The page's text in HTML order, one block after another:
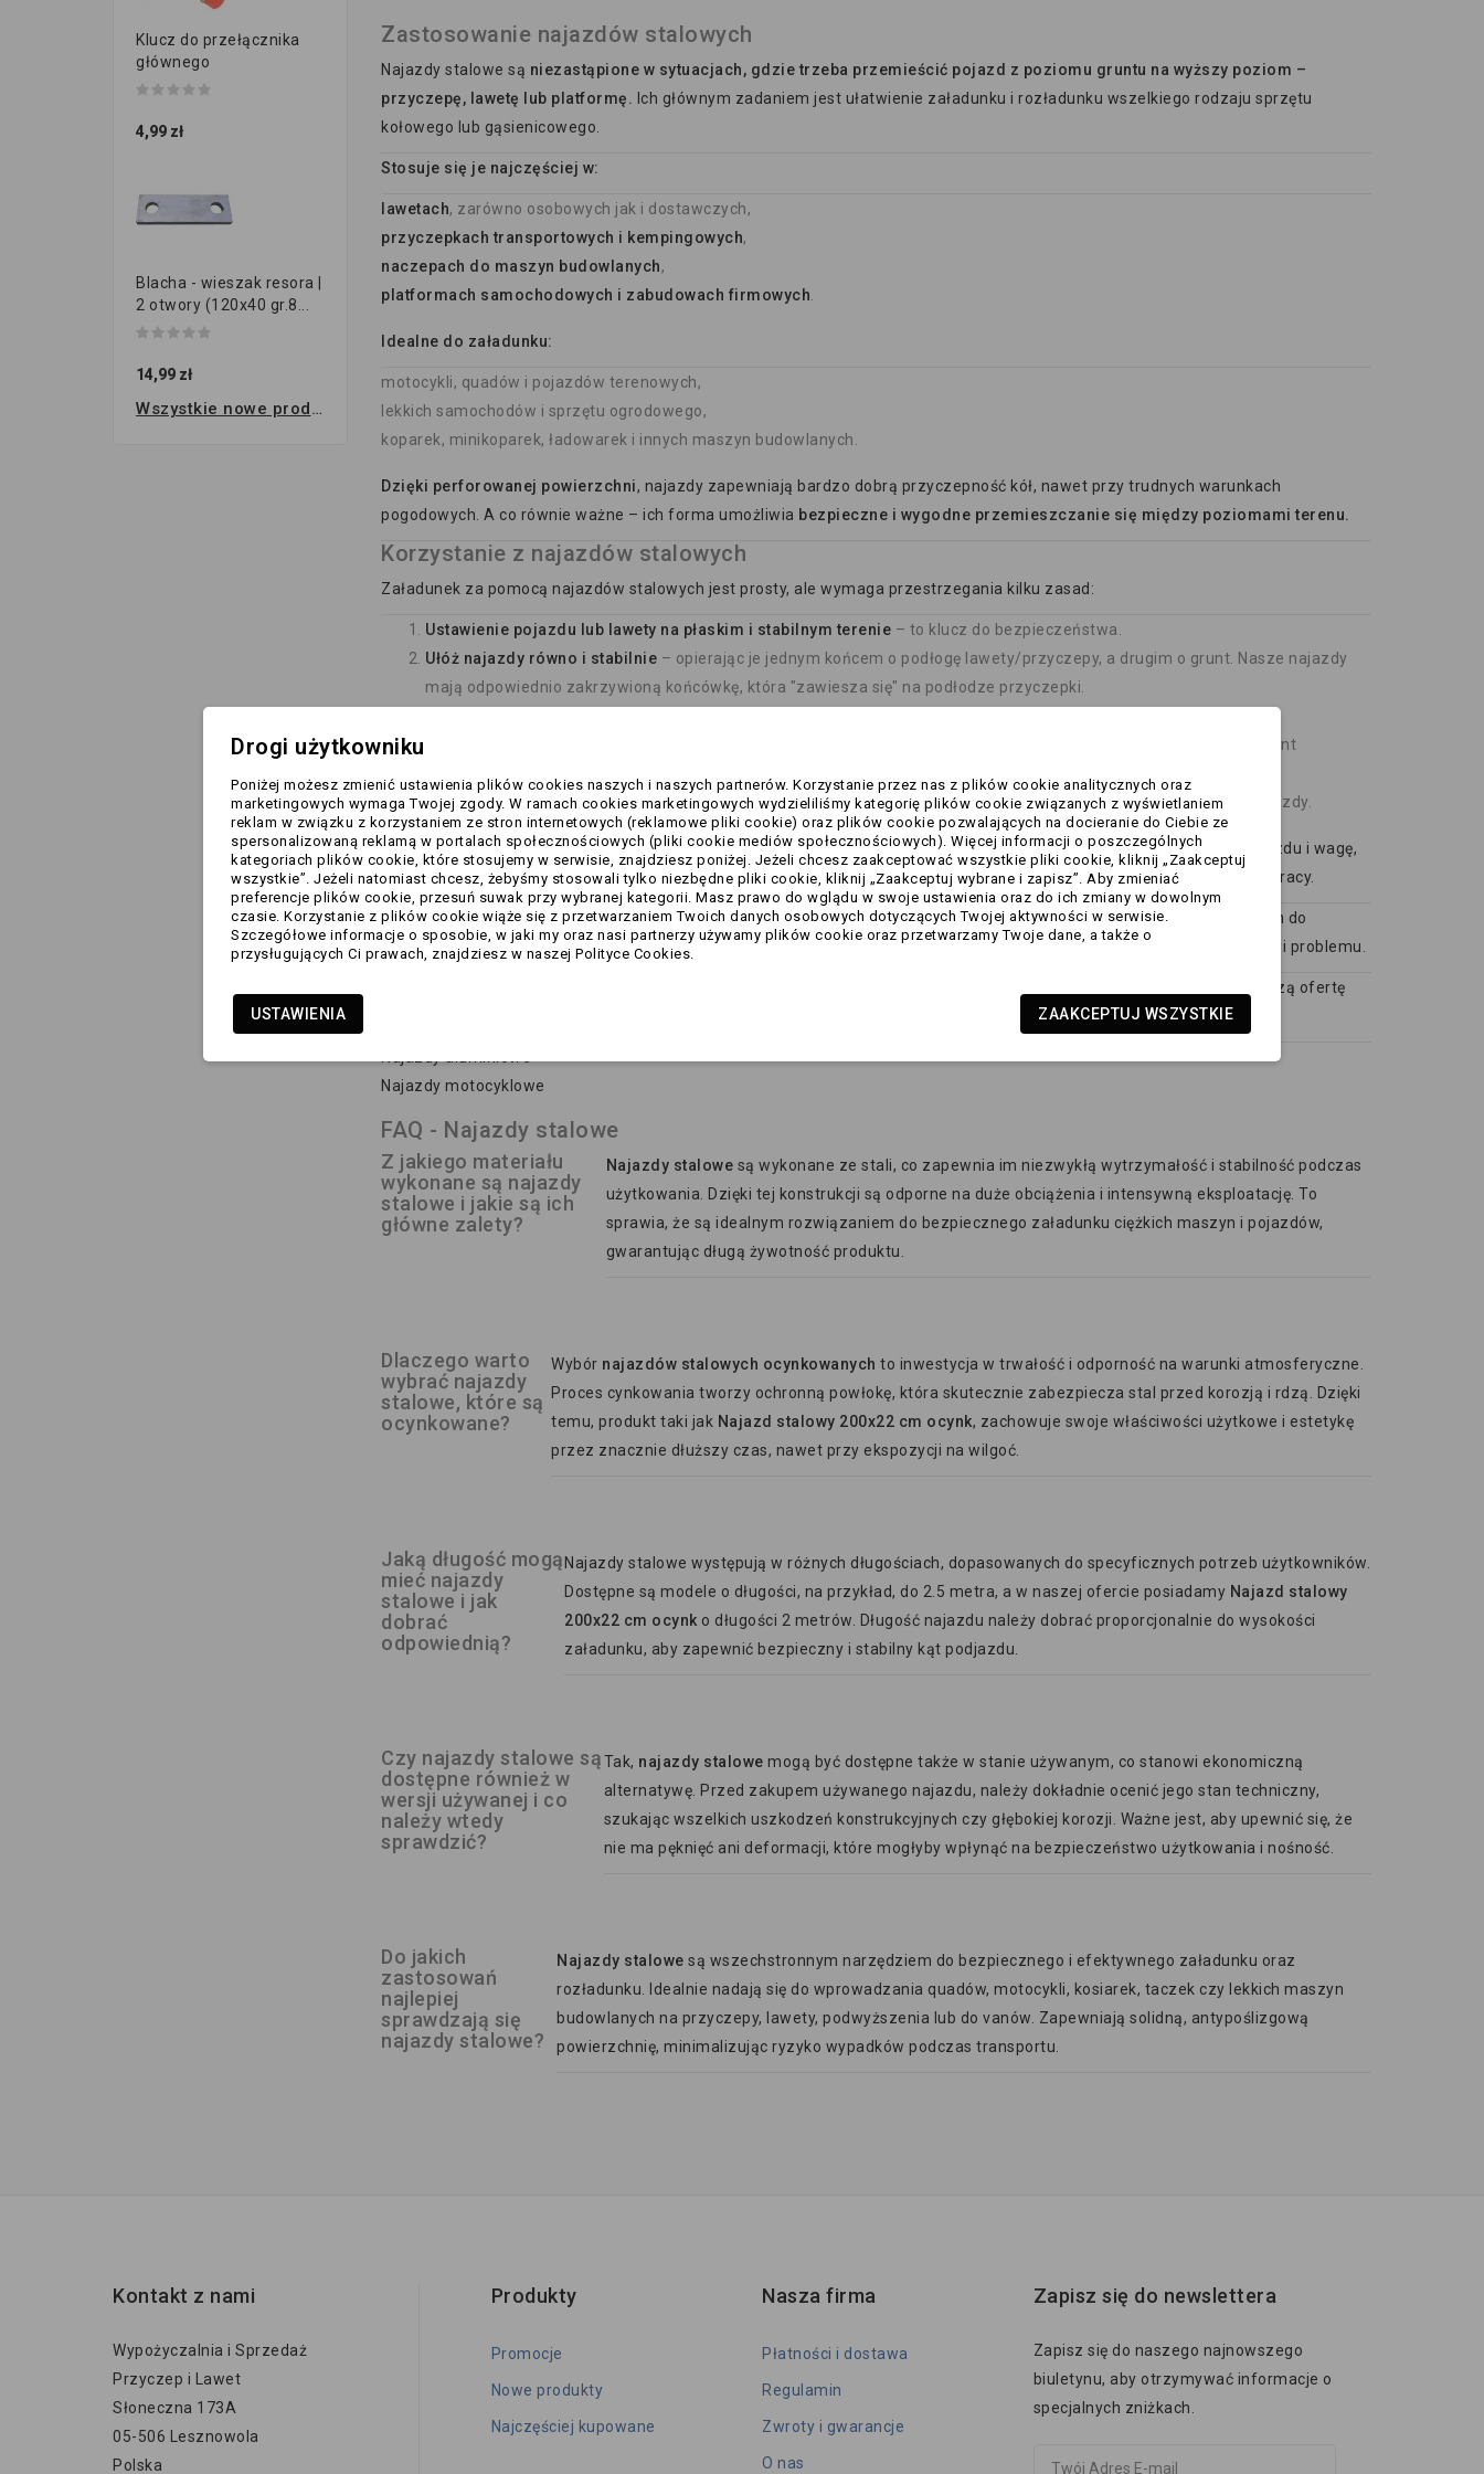
Klucz do przełącznika
głównego
4,99 zł
Blacha - wieszak resora |
2 otwory (120x40 gr.8...
14,99 zł
Wszystkie nowe produkty
Zastosowanie najazdów stalowych
Najazdy stalowe są niezastąpione w sytuacjach, gdzie trzeba przemieścić pojazd z poziomu gruntu na wyższy poziom –
przyczepę, lawetę lub platformę.
Ich głównym zadaniem jest ułatwienie załadunku i rozładunku wszelkiego rodzaju sprzętu
kołowego lub gąsienicowego.
Stosuje się je najczęściej w:
lawetach, zarówno osobowych jak i dostawczych,
przyczepkach transportowych i kempingowych,
naczepach do maszyn budowlanych,
platformach samochodowych i zabudowach firmowych
Idealne do załadunku:
motocykli, quadów i pojazdów terenowych,
lekkich samochodów i sprzętu ogrodowego,
koparek, minikoparek, ładowarek i innych maszyn budowlanych.
Dzięki perforowanej powierzchni, najazdy zapewniają bardzo dobrą przyczepność kół, nawet przy trudnych warunkach
pogodowych. A co równie ważne – ich forma umożliwia bezpieczne i wygodne przemieszczanie się między poziomami terenu.
Korzystanie z najazdów stalowych
Załadunek za pomocą najazdów stalowych jest prosty, ale wymaga przestrzegania kilku zasad:
Ustawienie pojazdu lub lawety na płaskim i stabilnym terenie – to klucz do bezpieczeństwa.
Ułóż najazdy równo i stabilnie – opierając je jednym końcem o podłogę lawety/przyczepy, a drugim o grunt. Nasze najazdy
mają odpowiednio zakrzywioną końcówkę, która "zawiesza się" na podłodze przyczepki.
– najlepiej przy pomocy drugiej osoby, która pomoże ocenić moment
Po zakończeniu załadunku, zdejmij najazdy i zabezpiecz ładunek pasami– by nic nie przesunęło się w trakcie jazdy.
Pamiętaj:najazdy stalowe są wytrzymałe, ale też cięższe niż aluminiowe – warto więc dobrać je pod konkretny typ pojazdu i wagę,
którą planujesz przewozić. Zaletą jest ich odporność na odkształcenia i długowieczność, nawet w trudnych warunkach pracy.
Najazdy stalowe to synonim trwałości i bardzo korzystnego stosunku ceny do wytrzymałości. Są idealnym rozwiązaniem do
sporadycznego użytku lub stacjonarnego załadunku ciężkich maszyn, gdzie nieco wyższa waga własna trapu nie stanowi problemu.
Jeżeli jednak zależy Ci na mobilności i częstym przenoszeniu najazdów, warto rozważyć lżejsze materiały. Sprawdź naszą ofertę
trapów wykonanych z aluminium oraz specjalistycznych rynien dedykowanych do jednośladów:
Najazdy motocyklowe
FAQ - Najazdy stalowe
Z jakiego materiału
wykonane są najazdy
stalowe i jakie są ich
główne zalety?
Najazdy stalowe są wykonane ze stali, co zapewnia im niezwykłą wytrzymałość i stabilność podczas
użytkowania. Dzięki tej konstrukcji są odporne na duże obciążenia i intensywną eksploatację. To
sprawia, że są idealnym rozwiązaniem do bezpiecznego załadunku ciężkich maszyn i pojazdów,
gwarantując długą żywotność produktu.
Dlaczego warto
wybrać najazdy
stalowe, które są
ocynkowane?
Wybór najazdów stalowych ocynkowanych to inwestycja w trwałość i odporność na warunki atmosferyczne.
Proces cynkowania tworzy ochronną powłokę, która skutecznie zabezpiecza stal przed korozją i rdzą. Dzięki
temu, produkt taki jak Najazd stalowy 200x22 cm ocynk, zachowuje swoje właściwości użytkowe i estetykę
przez znacznie dłuższy czas, nawet przy ekspozycji na wilgoć.
Jaką długość mogą
mieć najazdy
stalowe i jak
dobrać
odpowiednią?
Najazdy stalowe występują w różnych długościach, dopasowanych do specyficznych potrzeb użytkowników.
Dostępne są modele o długości, na przykład, do 2.5 metra, a w naszej ofercie posiadamy Najazd stalowy
200x22 cm ocynk o długości 2 metrów. Długość najazdu należy dobrać proporcjonalnie do wysokości
załadunku, aby zapewnić bezpieczny i stabilny kąt podjazdu.
Czy najazdy stalowe są
dostępne również w
wersji używanej i co
należy wtedy
sprawdzić?
Tak, najazdy stalowe mogą być dostępne także w stanie używanym, co stanowi ekonomiczną
alternatywę. Przed zakupem używanego najazdu, należy dokładnie ocenić jego stan techniczny,
szukając wszelkich uszkodzeń konstrukcyjnych czy głębokiej korozji. Ważne jest, aby upewnić się, że
nie ma pęknięć ani deformacji, które mogłyby wpłynąć na bezpieczeństwo użytkowania i nośność.
Do jakich
zastosowań
najlepiej
sprawdzają się
najazdy stalowe?
Najazdy stalowe są wszechstronnym narzędziem do bezpiecznego i efektywnego załadunku oraz
rozładunku. Idealnie nadają się do wprowadzania quadów, motocykli, kosiarek, taczek czy lekkich maszyn
budowlanych na przyczepy, lawety, podwyższenia lub do vanów. Zapewniają solidną, antypoślizgową
powierzchnię, minimalizując ryzyko wypadków podczas transportu.
Kontakt z nami
Wypożyczalnia i Sprzedaż
Przyczep i Lawet
Słoneczna 173A
05-506 Lesznowola
Polska
Produkty
Promocje
Nowe produkty
Najczęściej kupowane
Nasza firma
Płatności i dostawa
Regulamin
Zwroty i gwarancje
O nas
Zapisz się do newslettera
Zapisz się do naszego najnowszego
biuletynu, aby otrzymywać informacje o
specjalnych zniżkach.
Drogi użytkowniku
Poniżej możesz zmienić ustawienia plików cookies naszych i naszych partnerów. Korzystanie przez nas z plików cookie analitycznych oraz
marketingowych wymaga Twojej zgody. W ramach cookies marketingowych wydzieliliśmy kategorię plików cookie związanych z wyświetlaniem
reklam w związku z korzystaniem ze stron internetowych (reklamowe pliki cookie) oraz plików cookie pozwalających na docieranie do Ciebie ze
spersonalizowaną reklamą w portalach społecznościowych (pliki cookie mediów społecznościowych). Więcej informacji o poszczególnych
kategoriach plików cookie, które stosujemy w serwisie, znajdziesz poniżej. Jeżeli chcesz zaakceptować wszystkie pliki cookie, kliknij „Zaakceptuj
wszystkie”. Jeżeli natomiast chcesz, żebyśmy stosowali tylko niezbędne pliki cookie, kliknij „Zaakceptuj wybrane i zapisz”. Aby zmieniać
preferencje plików cookie, przesuń suwak przy wybranej kategorii. Masz prawo do wglądu w swoje ustawienia oraz do ich zmiany w dowolnym
czasie. Korzystanie z plików cookie wiąże się z przetwarzaniem Twoich danych osobowych dotyczących Twojej aktywności w serwisie.
Szczegółowe informacje o sposobie, w jaki my oraz nasi partnerzy używamy plików cookie oraz przetwarzamy Twoje dane, a także o
przysługujących Ci prawach, znajdziesz w naszej Polityce Cookies.
USTAWIENIA ZAAKCEPTUJ WSZYSTKIE